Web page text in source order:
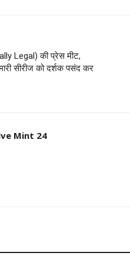
Legal) की प्रेस मीट,
सीरीज को दर्शक पसंद कर
Mint 24